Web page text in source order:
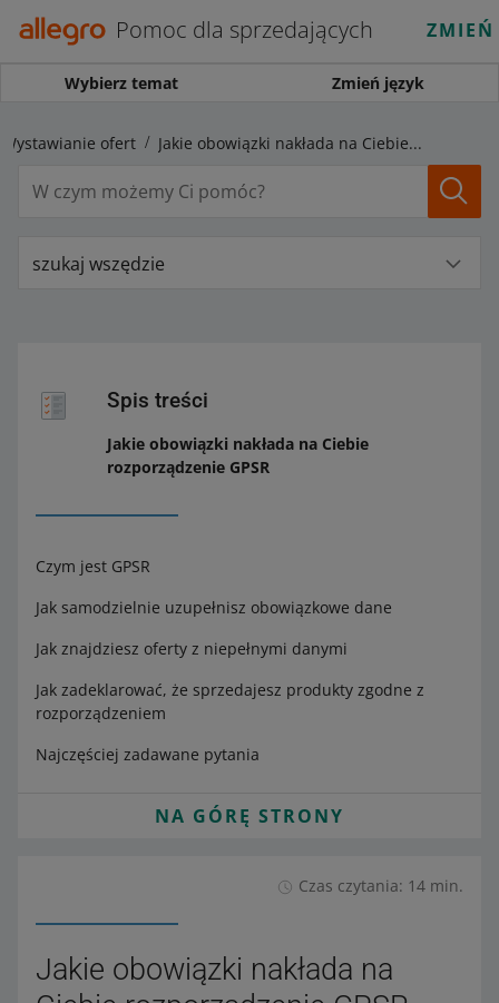
Pomoc dla sprzedających
Wybierz temat Zmień język
Wystawianie ofert Jakie obowiązki nakłada na Ciebie rozporządzenie GPSR
szukaj wszędzie
Spis treści
Jakie obowiązki nakłada na Ciebie
rozporządzenie GPSR
Czym jest GPSR
Jak samodzielnie uzupełnisz obowiązkowe dane
Jak znajdziesz oferty z niepełnymi danymi
Jak zadeklarować, że sprzedajesz produkty zgodne z
rozporządzeniem
Najczęściej zadawane pytania
NA GÓRĘ STRONY
Czas czytania: 14 min.
Jakie obowiązki nakłada na